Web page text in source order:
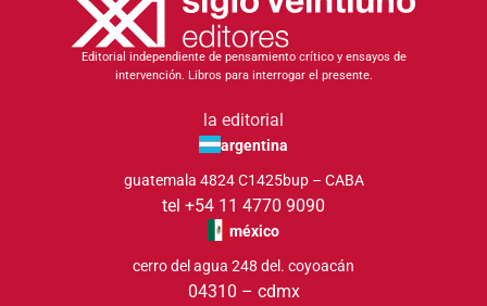
Editorial independiente de pensamiento crítico y ensayos de
intervención. Libros para interrogar el presente.
la editorial
argentina
guatemala 4824 C1425bup – CABA
tel +54 11 4770 9090
méxico
cerro del agua 248 del. coyoacán
04310 – cdmx